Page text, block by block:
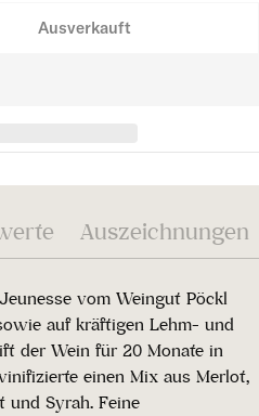
2018 verringern
de Jeunesse 2018
Ausverkauft
Auszeichnungen
vom Weingut Pöckl
auf kräftigen Lehm- und
der Wein für 20 Monate in
einen Mix aus Merlot,
und Syrah. Feine